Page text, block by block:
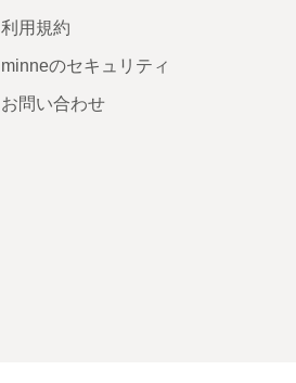
利用規約
minneのセキュリティ
お問い合わせ